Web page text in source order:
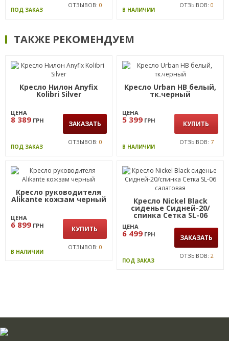
ПОД ЗАКАЗ
ОТЗЫВОВ: 0
В НАЛИЧИИ
ОТЗЫВОВ: 0
ТАКЖЕ РЕКОМЕНДУЕМ
Кресло Нилон Anyfix
Kolibri Silver
ЦЕНА
8 389 ГРН ЗАКАЗАТЬ
ПОД ЗАКАЗ
ОТЗЫВОВ: 0
Кресло Urban HB белый,
тк.черный
ЦЕНА
5 399 ГРН КУПИТЬ
В НАЛИЧИИ
ОТЗЫВОВ: 7
Кресло руководителя
Alikante кожзам черный
ЦЕНА
6 899 ГРН КУПИТЬ
В НАЛИЧИИ
ОТЗЫВОВ: 0
Кресло Nickel Black
сиденье Сидней-20/
спинка Сетка SL-06
ЦЕНА
6 499 ГРН ЗАКАЗАТЬ
ПОД ЗАКАЗ
ОТЗЫВОВ: 2